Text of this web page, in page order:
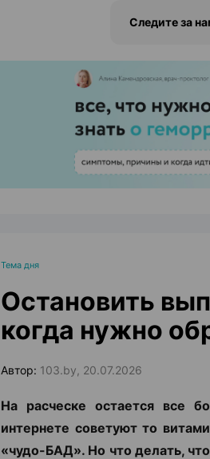
Следите за
Тема дня
Остановить
когда нужно
Автор: 103.by, 20.07.2026
На расческе остается все
интернете советуют то
«чудо-БАД». Но что делать,